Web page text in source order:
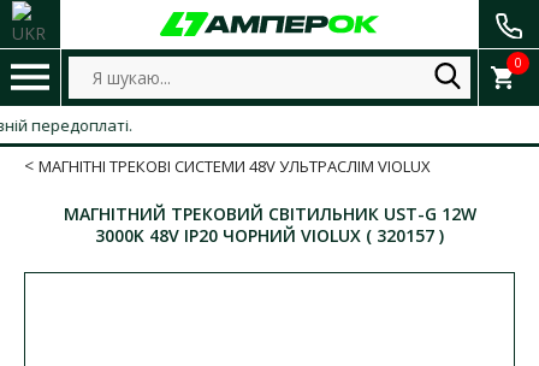
0
МАГНІТНІ ТРЕКОВІ СИСТЕМИ 48V УЛЬТРАСЛІМ VIOLUX
МАГНІТНИЙ ТРЕКОВИЙ СВІТИЛЬНИК UST-G 12W
3000K 48V IP20 ЧОРНИЙ VIOLUX ( 320157 )